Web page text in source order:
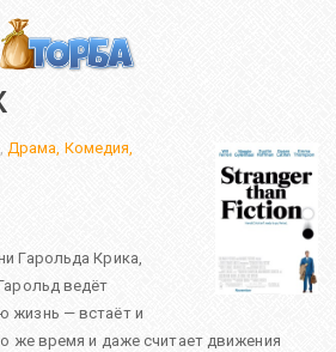
, Драма, Комедия,
Гарольда Крика,
ведёт
жизнь — встаёт и
же время и даже считает движения